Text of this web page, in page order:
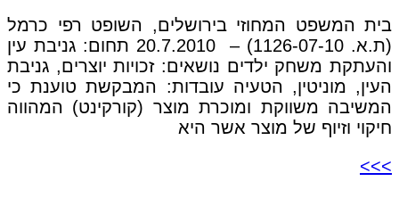
בית המשפט המחוזי בירושלים, השופט רפי כרמל
(ת.א. 1126-07-10) – 20.7.2010 תחום: גניבת עין
והעתקת משחק ילדים נושאים: זכויות יוצרים, גניבת
העין, מוניטין, הטעיה עובדות: המבקשת טוענת כי
המשיבה משווקת ומוכרת מוצר (קורקינט) המהווה
חיקוי וזיוף של מוצר אשר היא
>>>